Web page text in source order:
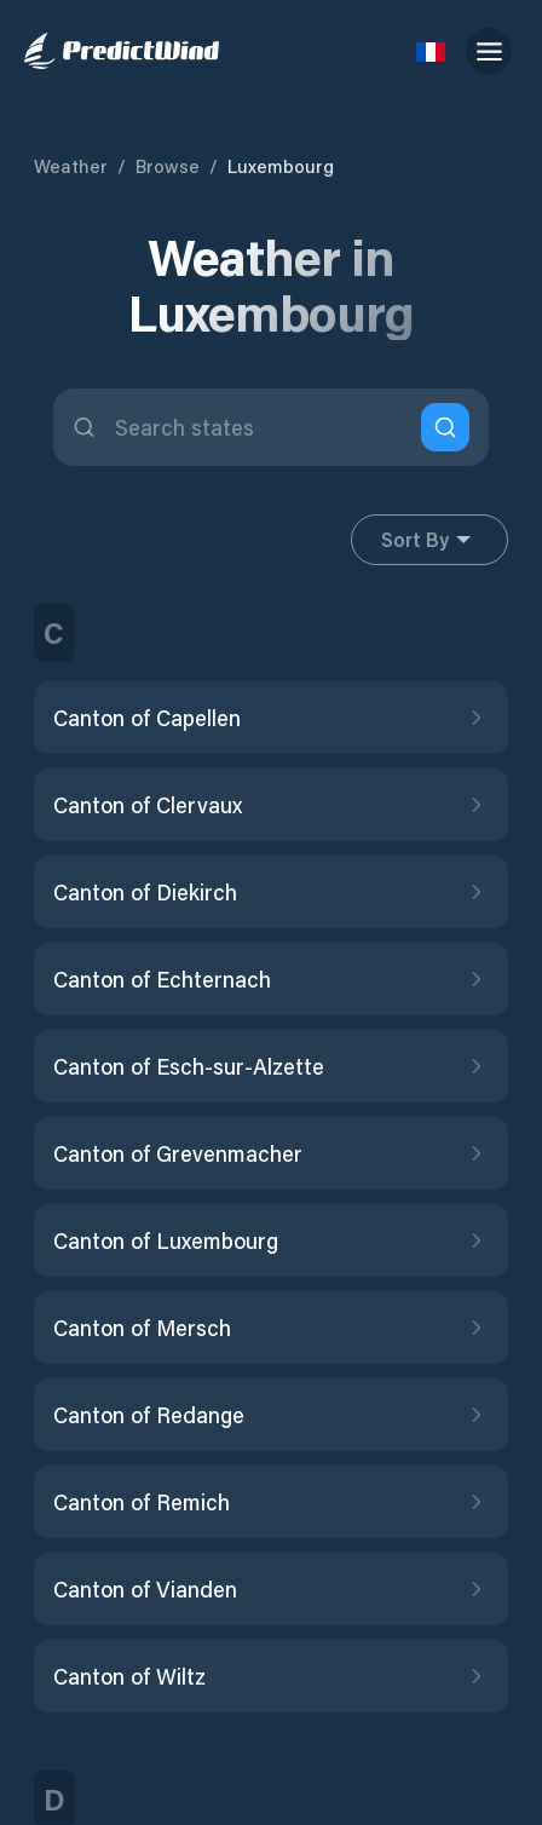
Weather / Browse / Luxembourg
Weather in
Luxembourg
Sort By
C
Canton of Capellen
Canton of Clervaux
Canton of Diekirch
Canton of Echternach
Canton of Esch-sur-Alzette
Canton of Grevenmacher
Canton of Luxembourg
Canton of Mersch
Canton of Redange
Canton of Remich
Canton of Vianden
Canton of Wiltz
D